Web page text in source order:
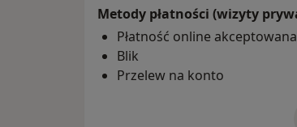
Metody płatności (wizyty
Płatność online akceptowana
Blik
Przelew na konto